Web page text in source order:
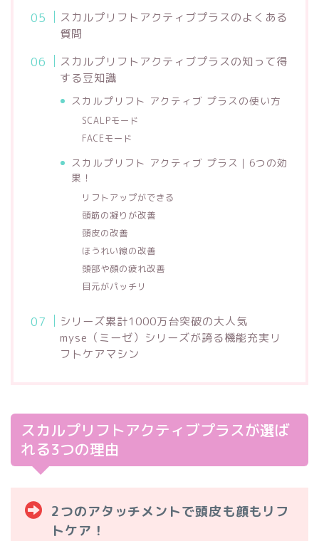
スカルプリフトアクティブプラスのよくある
質問
スカルプリフトアクティブプラスの知って得
する豆知識
スカルプリフト アクティブ プラスの使い方
SCALPモード
FACEモード
スカルプリフト アクティブ プラス｜6つの効
果！
リフトアップができる
頭筋の凝りが改善
頭皮の改善
ほうれい線の改善
頭部や顔の疲れ改善
目元がパッチリ
シリーズ累計1000万台突破の大人気
myse（ミーゼ）シリーズが誇る機能充実リ
フトケアマシン
スカルプリフトアクティブプラスが選ば
れる3つの理由
2つのアタッチメントで頭皮も顔もリフ
トケア！